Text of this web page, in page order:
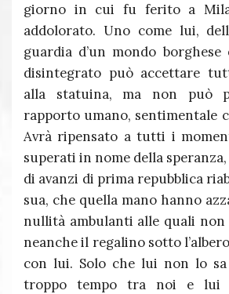
giorno in cui fu ferito a
addolorato. Uno come lui,
guardia d’un mondo
disintegrato può accettare
alla statuina, ma non può
rapporto umano, sentimentale
Avrà ripensato a tutti i
superati in nome della
di avanzi di prima repubblica
sua, che quella mano hanno
nullità ambulanti alle quali non
neanche il regalino sotto
con lui. Solo che lui non lo
troppo tempo tra noi e lui